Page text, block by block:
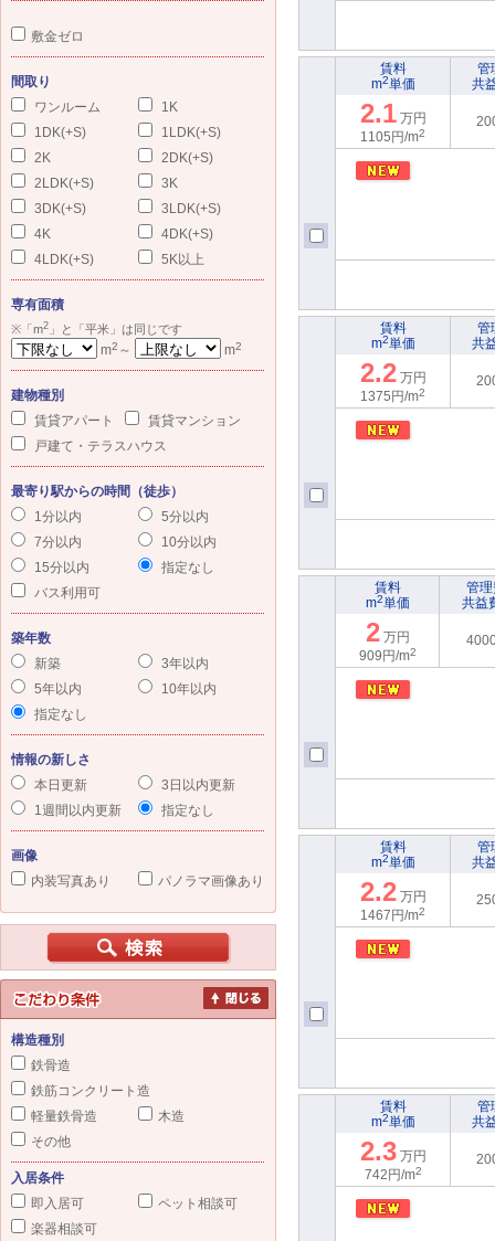
敷金ゼロ
間取り
ワンルーム
1K
1DK(+S)
1LDK(+S)
2K
2DK(+S)
2LDK(+S)
3K
3DK(+S)
3LDK(+S)
4K
4DK(+S)
4LDK(+S)
5K以上
専有面積
※「m2 」と「平米」は同じです
m2 ～ m2
建物種別
賃貸アパート
賃貸マンション
戸建て・テラスハウス
最寄り駅からの時間（徒歩）
1分以内
5分以内
7分以内
10分以内
15分以内
指定なし
バス利用可
築年数
新築
3年以内
5年以内
10年以内
指定なし
情報の新しさ
本日更新
3日以内更新
1週間以内更新
指定なし
画像
内装写真あり
パノラマ画像あり
構造種別
鉄骨造
鉄筋コンクリート造
軽量鉄骨造
木造
その他
入居条件
即入居可
ペット相談可
楽器相談可
賃料
m2単価
管
共
2.1 万円
1105円/m2
賃料
m2単価
管
共
2.2 万円
1375円/m2
賃料
m2単価
管理
共益
2 万円
909円/m2
賃料
m2単価
管
共
2.2 万円
1467円/m2
賃料
m2単価
管
共
2.3 万円
742円/m2